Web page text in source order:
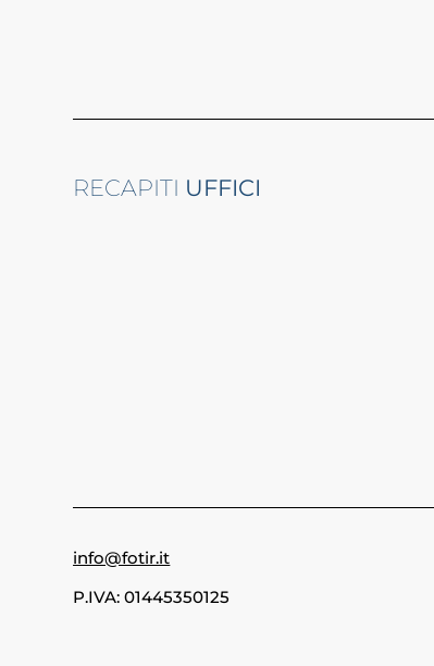
RECAPITI UFFICI
info@fotir.it
P.IVA: 01445350125